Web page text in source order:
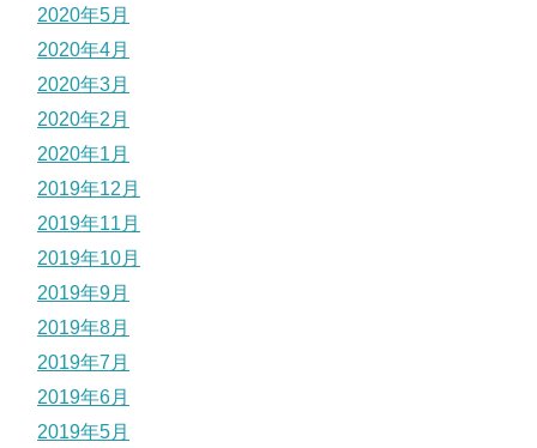
2020年5月
2020年4月
2020年3月
2020年2月
2020年1月
2019年12月
2019年11月
2019年10月
2019年9月
2019年8月
2019年7月
2019年6月
2019年5月